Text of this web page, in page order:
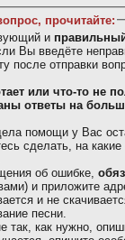
прочитайте:
и
Вы введёте
после отправки
или что-то
ответы на
помощи у Вас
сделать, на
об ошибке,
и приложите
и не
песни.
так, как нужно,